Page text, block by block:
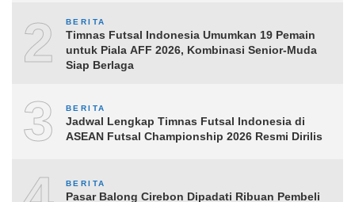
2 BERITA
Timnas Futsal Indonesia Umumkan 19 Pemain
untuk Piala AFF 2026, Kombinasi Senior-Muda
Siap Berlaga
3 BERITA
Jadwal Lengkap Timnas Futsal Indonesia di
ASEAN Futsal Championship 2026 Resmi Dirilis
BERITA
Pasar Balong Cirebon Dipadati Ribuan Pembeli